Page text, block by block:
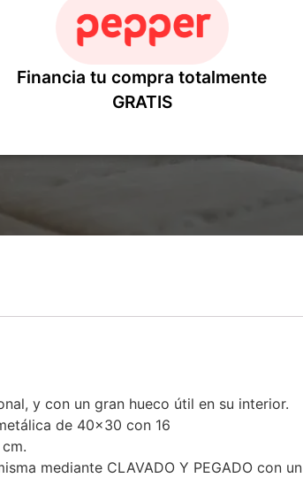
Financia tu compra totalmente
GRATIS
y con un gran hueco útil en su interior.
de 40×30 con 16
mediante CLAVADO Y PEGADO con un